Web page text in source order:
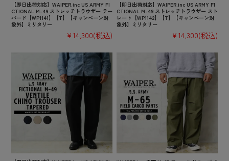
【即日出荷対応】WAIPER.inc US ARMY FI
CTIONAL M-49 ストレッチトラウザー テー
パード【WP1141】【T】【キャンペーン対
象外】ミリタリー
¥14,300(税込)
【即日出荷対応】WAIPER.inc US ARMY FI
CTIONAL M-49 ストレッチトラウザー スト
レート【WP1142】【T】【キャンペーン対
象外】ミリタリー
¥14,300(税込)